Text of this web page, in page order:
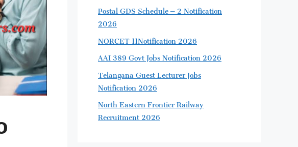
Postal GDS Schedule – 2 Notification
2026
NORCET 11Notification 2026
AAI 389 Govt Jobs Notification 2026
Telangana Guest Lecturer Jobs
Notification 2026
North Eastern Frontier Railway
Recruitment 2026